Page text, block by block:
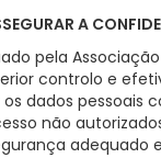
A
pela
controlo e
dados
não